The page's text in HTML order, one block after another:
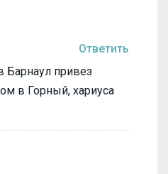
Ответить
Барнаул привез
в Горный, хариуса